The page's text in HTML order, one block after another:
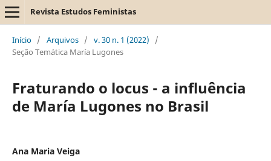
Revista Estudos Feministas
Início / Arquivos / v. 30 n. 1 (2022)
/
Seção Temática María Lugones
Fraturando o locus - a influência
de María Lugones no Brasil
Ana Maria Veiga